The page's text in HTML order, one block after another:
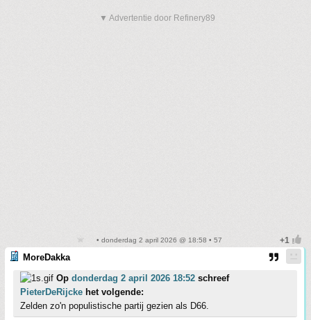
▼ Advertentie door Refinery89
• donderdag 2 april 2026 @ 18:58 • 57
MoreDakka
Op donderdag 2 april 2026 18:52 schreef
PieterDeRijcke het volgende:
Zelden zo'n populistische partij gezien als D66.